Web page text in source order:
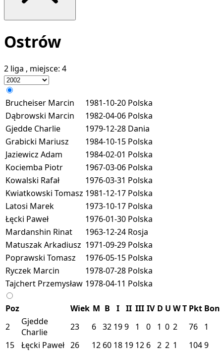
Ostrów
2 liga , miejsce: 4
Brucheiser Marcin 1981-10-20 Polska
Dąbrowski Marcin
1982-04-06 Polska
Gjedde Charlie
1979-12-28 Dania
Grabicki Mariusz
1984-10-15 Polska
Jaziewicz Adam
1984-02-01 Polska
Kociemba Piotr
1967-03-06 Polska
Kowalski Rafał
1976-03-31 Polska
Kwiatkowski Tomasz 1981-12-17 Polska
Latosi Marek
1973-10-17 Polska
Łęcki Paweł
1976-01-30 Polska
Mardanshin Rinat
1963-12-24 Rosja
Matuszak Arkadiusz 1971-09-29 Polska
Poprawski Tomasz
1976-05-15 Polska
Ryczek Marcin
1978-07-28 Polska
Tajchert Przemysław 1978-04-11 Polska
Poz Wiek M B I II III IV D U WT Pkt Bon
2
Gjedde
Charlie
23 6 32 199 1 0 1 0 2 76
1
15
Łęcki Paweł 26 12 60 18 19 12 6 2 2 1 1049